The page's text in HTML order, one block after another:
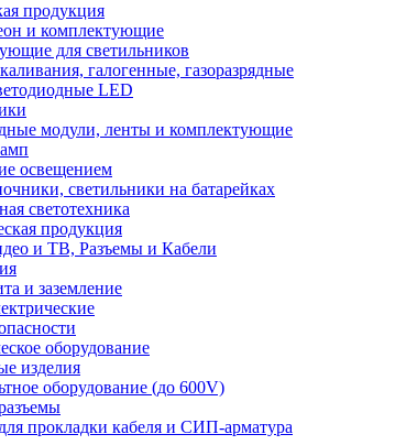
продукция
и комплектующие
для светильников
галогенные, газоразрядные
LED
модули, ленты и комплектующие
освещением
светильники на батарейках
светотехника
продукция
и ТВ, Разъемы и Кабели
и заземление
оборудование
изделия
оборудование (до 600V)
прокладки кабеля и СИП-арматура